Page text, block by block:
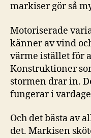
markiser gör så
Motoriserade
känner av vind
värme istället för
Konstruktioner
stormen drar in.
fungerar i
Och det bästa av
det. Markisen